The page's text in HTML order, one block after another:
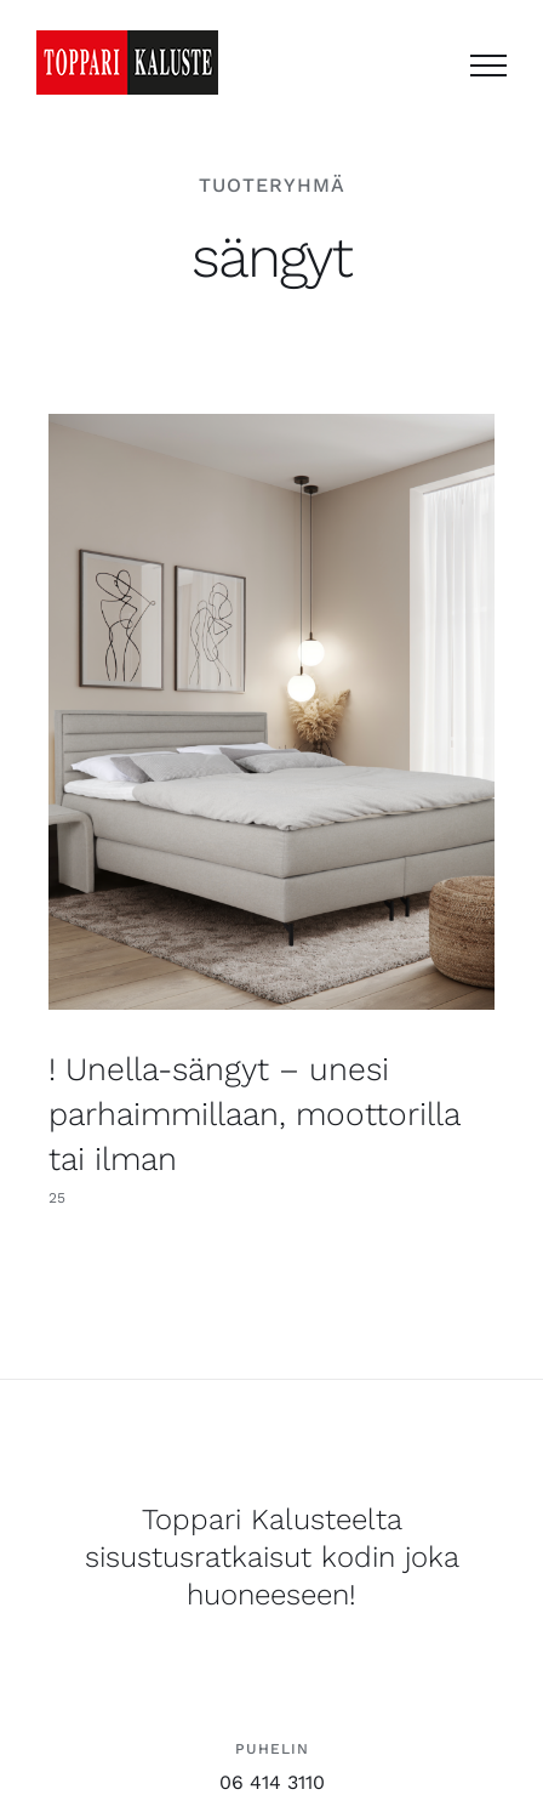
content
TUOTERYHMÄ
sängyt
! Unella-sängyt – unesi
parhaimmillaan, moottorilla
tai ilman
25
Toppari Kalusteelta
sisustusratkaisut kodin joka
huoneeseen!
PUHELIN
06 414 3110